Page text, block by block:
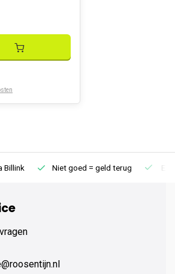
Billink Niet goed = geld terug